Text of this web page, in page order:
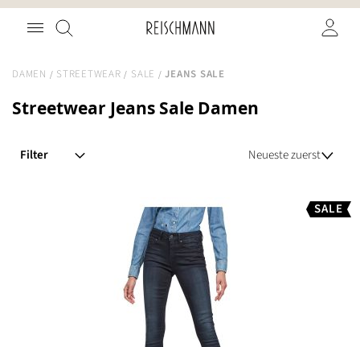
Zum
Inhalt
Suche
DAMEN STREETWEAR SALE JEANS SALE
Streetwear Jeans Sale Damen
SALE
Filter